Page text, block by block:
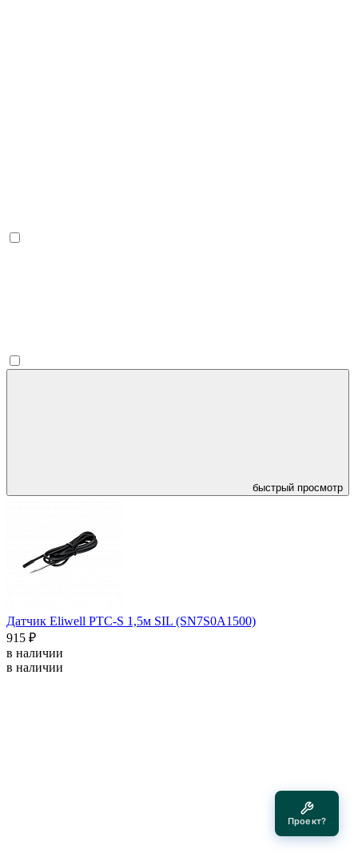
быстрый просмотр
Датчик Eliwell PTC-S 1,5м SIL (SN7S0A1500)
915 ₽
в наличии
в наличии
Проект?